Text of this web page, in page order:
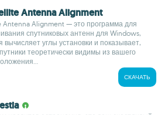
Antenna Alignment
Antenna Alignment — это программа для
спутниковых антенн для Windows,
вычисляет углы установки и показывает,
теоретически видимы из вашего
СКАЧАТЬ